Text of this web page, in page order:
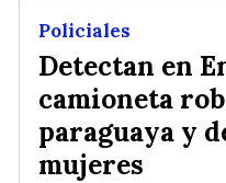
Detectan en
camioneta
paraguaya y
mujeres
Policiales